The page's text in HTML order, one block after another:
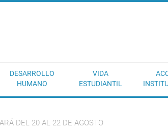
DESARROLLO
HUMANO
VIDA
ESTUDIANTIL
DEL 20 AL 22 DE AGOSTO